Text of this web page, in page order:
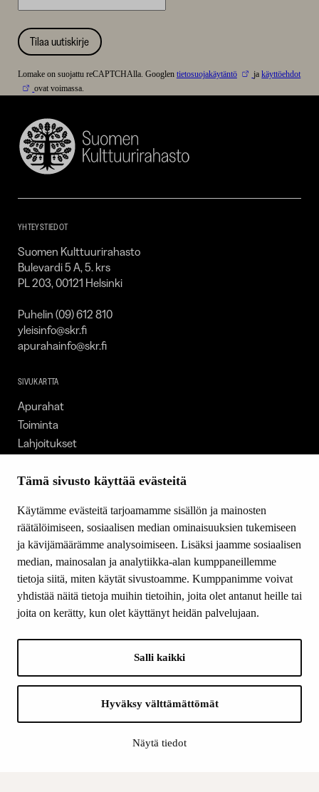
Tämä sivusto käyttää evästeitä
Käytämme evästeitä tarjoamamme sisällön ja mainosten
räätälöimiseen, sosiaalisen median ominaisuuksien tukemiseen
ja kävijämäärämme analysoimiseen. Lisäksi jaamme sosiaalisen
median, mainosalan ja analytiikka-alan kumppaneillemme
tietoja siitä, miten käytät sivustoamme. Kumppanimme voivat
yhdistää näitä tietoja muihin tietoihin, joita olet antanut heille tai
joita on kerätty, kun olet käyttänyt heidän palvelujaan.
Salli kaikki
Hyväksy välttämättömät
Näytä tiedot
Tilaa uutiskirje
Lomake on suojattu reCAPTCHAlla. Googlen tietosuojakäytäntö jakäyttöehdot
ovat voimassa.
Suomen
Kulttuurirahasto
YHTEYSTIEDOT
Suomen Kulttuurirahasto
Bulevardi 5 A, 5. krs
PL 203, 00121 Helsinki
Puhelin (09) 612 810
yleisinfo@skr.fi
apurahainfo@skr.fi
SIVUKARTTA
Apurahat
Toiminta
Lahjoitukset
Ajankohtaista
Yhteystiedot
SEURAA MEITÄ
Facebook
Instagram
LinkedIn
Suomen Kulttuurirahasto: